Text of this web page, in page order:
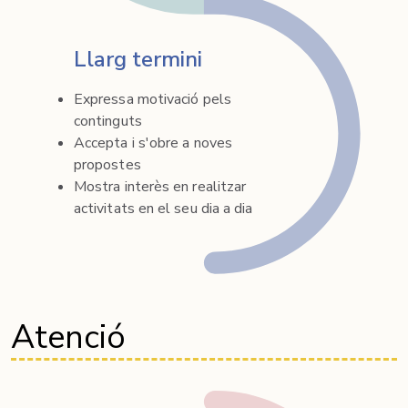
Llarg termini
Expressa motivació pels
continguts
Accepta i s'obre a noves
propostes
Mostra interès en realitzar
activitats en el seu dia a dia
Atenció